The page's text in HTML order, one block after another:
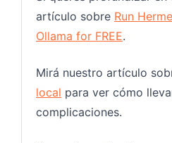
artículo sobre Run
Ollama for FREE.
Mirá nuestro artículo
local para ver cómo
complicaciones.